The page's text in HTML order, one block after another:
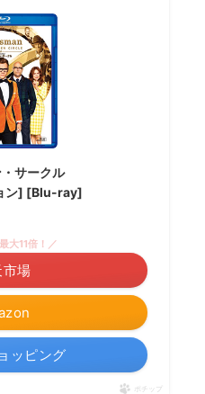
サークル
ン] [Blu-ray]
大11倍！／
場
ッピング
ポチップ